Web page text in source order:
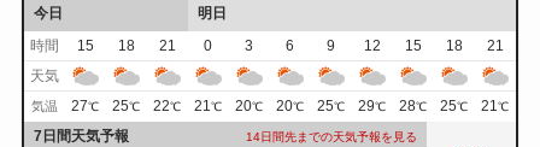
今日
明日
時間
15 18 21 0 3 6 9 12 15 18
21
天気
気温 27℃ 25℃ 22℃ 21℃ 20℃ 20℃ 25℃ 29℃ 28℃ 25℃ 21℃
7日間天気予報 14日間先までの天気予報を見る